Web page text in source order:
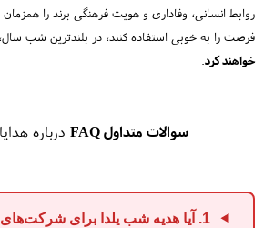
روابط انسانی، وفاداری و هویت فرهنگی برند را
فرصت را به خوبی استفاده کنند، در بلندترین شب سال،
خواهند کرد.
سوالات متداول FAQ درباره
1. آیا هدیه شب یلدا برای